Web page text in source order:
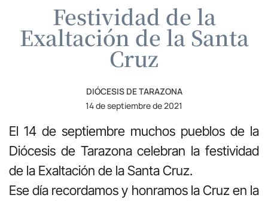
Festividad de la
Exaltación de la Santa
Cruz
DIÓCESIS DE TARAZONA
14 de septiembre de 2021
El 14 de septiembre muchos pueblos de la
Diócesis de Tarazona celebran la festividad
de la Exaltación de la Santa Cruz.
Ese día recordamos y honramos la Cruz en la